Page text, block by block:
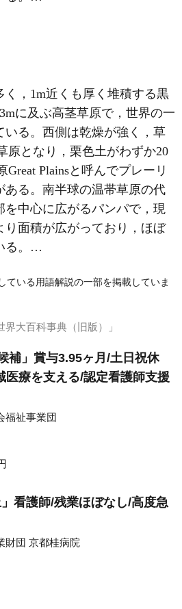
，1m近くも厚く堆積する黒
に及ぶ高茎草原で，世界の一
いる。西側は乾燥が強く，草
原となり，栗色土がわずか20
Great Plainsと呼んでプレーリ
ある。南半球の温帯草原の代
を中心に広がるパンパで，現
り面積が広がっており，ほぼ
る。…
いる用語解説の一部を掲載していま
大百科事典（旧版）」
補」賞与3.95ヶ月/土日祝休
医療を支える/認定看護師支援
福祉事業団
」看護師/残業ほぼなし/高度急
財団 京都桂病院